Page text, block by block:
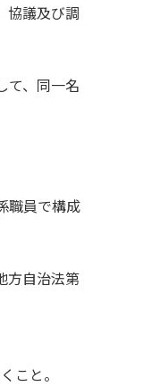
協議及び調
て、同一名
職員で構成
方自治法第
こと。